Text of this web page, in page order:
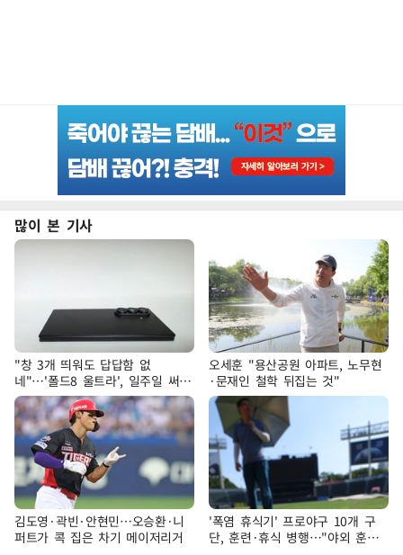
많이 본 기사
"창 3개 띄워도 답답함 없
네"…'폴드8 울트라', 일주일 써보
니
오세훈 "용산공원 아파트, 노무현
·문재인 철학 뒤집는 것"
김도영·곽빈·안현민…오승환·니
퍼트가 콕 집은 차기 메이저리거
'폭염 휴식기' 프로야구 10개 구
단, 훈련·휴식 병행…"야외 훈련